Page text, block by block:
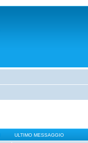
ULTIMO MESSAGGIO